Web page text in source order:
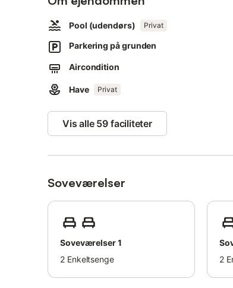
Der er ikke aircondition på hemsen.
I det imponerende udendørsområde kan du
romantiske atmosfære i den frodige have.
Den funklende blå pool med liggestole
Et udvalg af butikker, restauranter, barer og
Fester er ikke tilladt.
- Strand-/poolhåndklæder Betaling 7,00 € per
Pool (udendørs) Privat
Parkering på grunden
Aircondition
Have Privat
Vis alle 59 faciliteter
Soveværelser
Soveværelser 1
2 Enkeltsenge
2